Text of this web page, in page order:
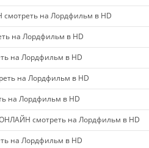
на Лордфильм в HD
на Лордфильм в HD
на Лордфильм в HD
на Лордфильм в HD
на Лордфильм в HD
смотреть на Лордфильм в HD
на Лордфильм в HD